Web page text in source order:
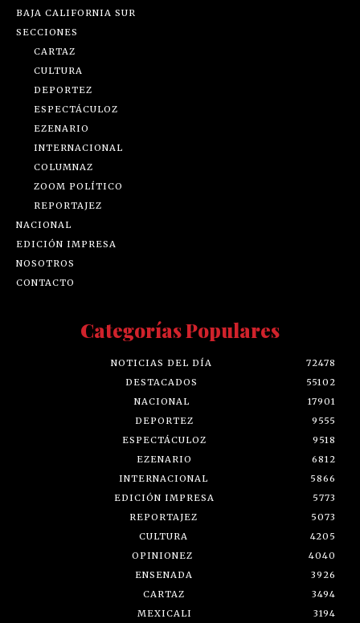
BAJA CALIFORNIA SUR
SECCIONES
CARTAZ
CULTURA
DEPORTEZ
ESPECTÁCULOZ
EZENARIO
INTERNACIONAL
COLUMNAZ
ZOOM POLÍTICO
REPORTAJEZ
NACIONAL
EDICIÓN IMPRESA
NOSOTROS
CONTACTO
Categorías Populares
NOTICIAS DEL DÍA
72478
DESTACADOS
55102
NACIONAL
17901
DEPORTEZ
9555
ESPECTÁCULOZ
9518
EZENARIO
6812
INTERNACIONAL
5866
EDICIÓN IMPRESA
5773
REPORTAJEZ
5073
CULTURA
4205
OPINIONEZ
4040
ENSENADA
3926
CARTAZ
3494
MEXICALI
3194